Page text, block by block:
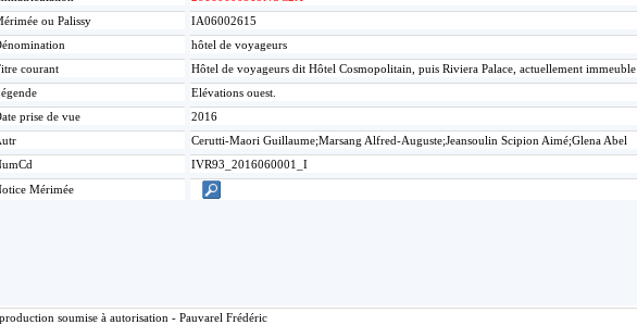
ou Palissy
IA06002615
hôtel de voyageurs
courant
Hôtel de voyageurs dit Hôtel Cosmopolitain, puis Riviera Palace, actuellement immeuble
Elévations ouest.
prise de vue
2016
Cerutti-Maori Guillaume;Marsang Alfred-Auguste;Jeansoulin Scipion Aimé;Glena Abel
IVR93_2016060001_I
Mérimée
soumise à autorisation - Pauvarel Frédéric